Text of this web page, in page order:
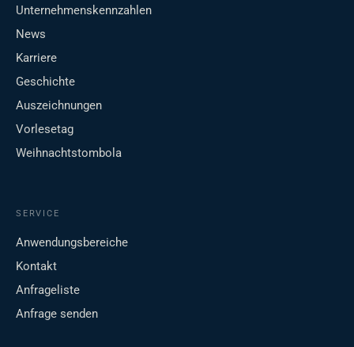
Unternehmenskennzahlen
News
Karriere
Geschichte
Auszeichnungen
Vorlesetag
Weihnachtstombola
SERVICE
Anwendungsbereiche
Kontakt
Anfrageliste
Anfrage senden